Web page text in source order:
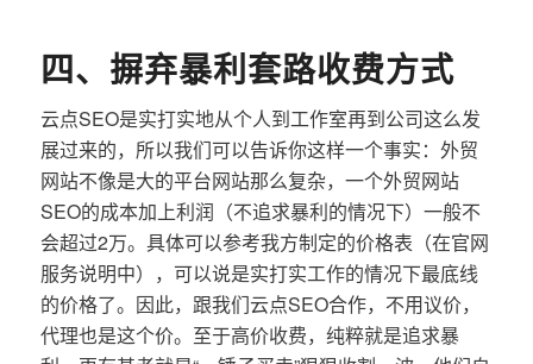
四、摒弃暴利套路收费方式
云点SEO是实打实地从个人到工作室再到公司这么发
展过来的，所以我们可以告诉你这样一个事实：外贸
网站不像是大的平台网站那么复杂，一个外贸网站
SEO的成本加上利润（不追求暴利的情况下）一般不
会超过2万。具体可以参考我方制定的价格表（在官网
服务说明中），可以说是实打实工作的情况下最底线
的价格了。因此，跟我们云点SEO合作，不用议价，
代理也是这个价。至于高价收费，纯粹就是追求暴